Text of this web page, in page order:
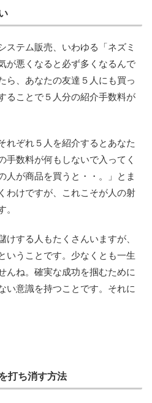
ステム販売、いわゆる「ネズミ
が悪くなると必ず多くなるんで
ら、あなたの友達５人にも買っ
ることで５人分の紹介手数料が
れぞれ５人を紹介するとあなた
手数料が何もしないで入ってく
人が商品を買うと・・。」とま
わけですが、これこそが人の射
。
けする人もたくさんいますが、
いうことです。少なくとも一生
んね。確実な成功を掴むために
い意識を持つことです。それに
打ち消す方法